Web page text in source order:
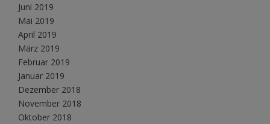
Juni 2019
Mai 2019
April 2019
März 2019
Februar 2019
Januar 2019
Dezember 2018
November 2018
Oktober 2018